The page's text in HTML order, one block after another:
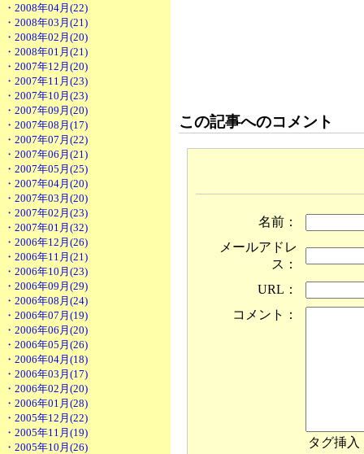
・2008年04月(22)
・2008年03月(21)
・2008年02月(20)
・2008年01月(21)
・2007年12月(20)
・2007年11月(23)
・2007年10月(23)
・2007年09月(20)
・2007年08月(17)
・2007年07月(22)
・2007年06月(21)
・2007年05月(25)
・2007年04月(20)
・2007年03月(20)
・2007年02月(23)
・2007年01月(32)
・2006年12月(26)
・2006年11月(21)
・2006年10月(23)
・2006年09月(29)
・2006年08月(24)
・2006年07月(19)
・2006年06月(20)
・2006年05月(26)
・2006年04月(18)
・2006年03月(17)
・2006年02月(20)
・2006年01月(28)
・2005年12月(22)
・2005年11月(19)
・2005年10月(26)
この記事へのコメント
名前：
メールアドレ
ス：
URL：
コメント：
タグ挿入